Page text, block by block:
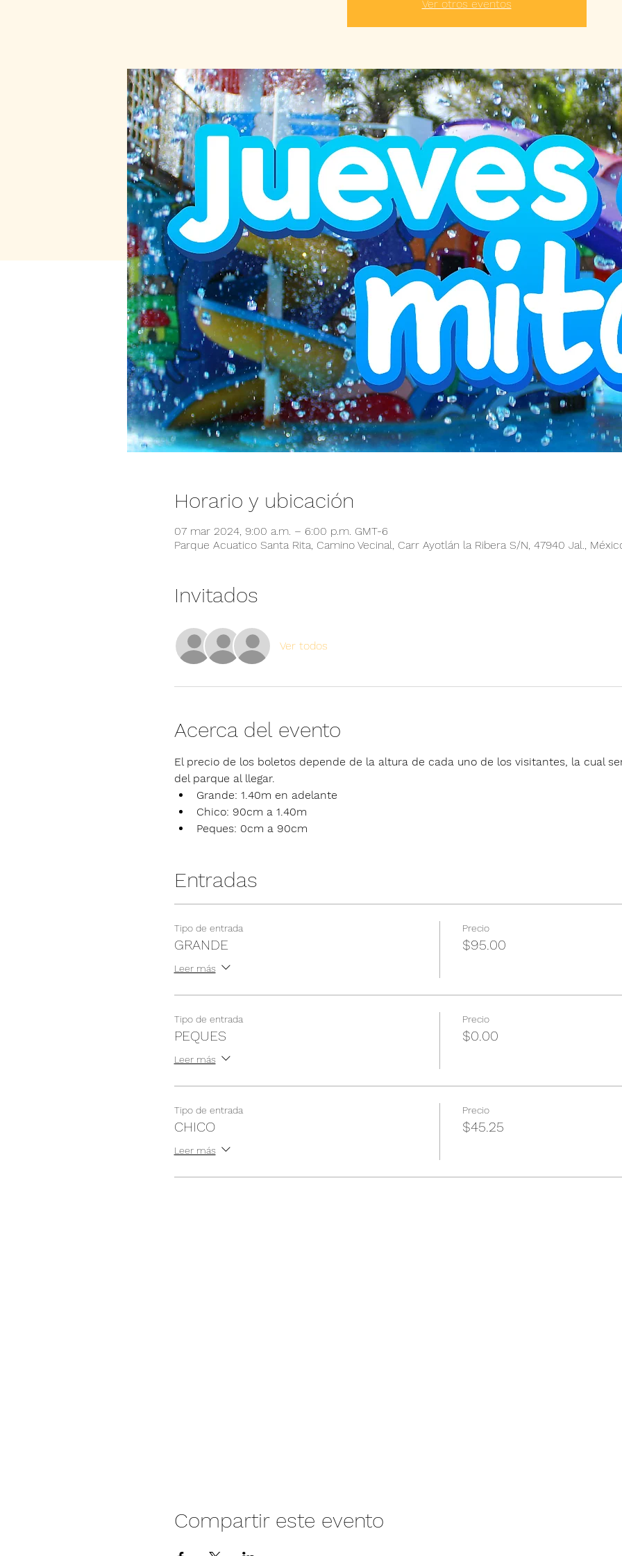
Ver otros eventos
Horario y ubicación
07 mar 2024, 9:00 a.m. – 6:00 p.m. GMT-6
Parque Acuatico Santa Rita, Camino Vecinal, Carr Ayotlán la Ribera S/N, 47940 Jal.,
Invitados
Ver todos
Acerca del evento
El precio de los boletos depende de la altura de cada uno de los visitantes, la cual
del parque al llegar.
Grande: 1.40m en adelante
Chico: 90cm a 1.40m
Peques: 0cm a 90cm
Entradas
Tipo de entrada
GRANDE
Leer más
Precio
$95.00
Tipo de entrada
PEQUES
Leer más
Precio
$0.00
Tipo de entrada
CHICO
Leer más
Precio
$45.25
Compartir este evento